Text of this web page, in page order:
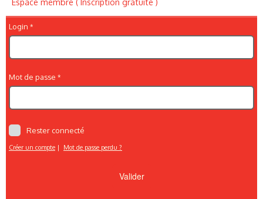
Espace membre ( Inscription gratuite )
Login
Mot de passe
Rester connecté
Créer un compte | Mot de passe perdu ?